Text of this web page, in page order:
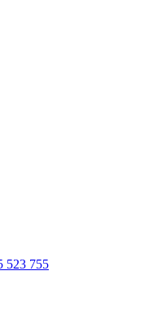
523 755